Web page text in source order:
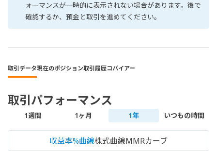
ォーマンスが一時的に表示されない場合があります。後で
確認するか、預金と取引を進めてください。
取引データ現在のポジション取引履歴コパイアー
取引パフォーマンス
1週間 1ヶ月 1年 いつもの時間
収益率%曲線株式曲線MMRカーブ